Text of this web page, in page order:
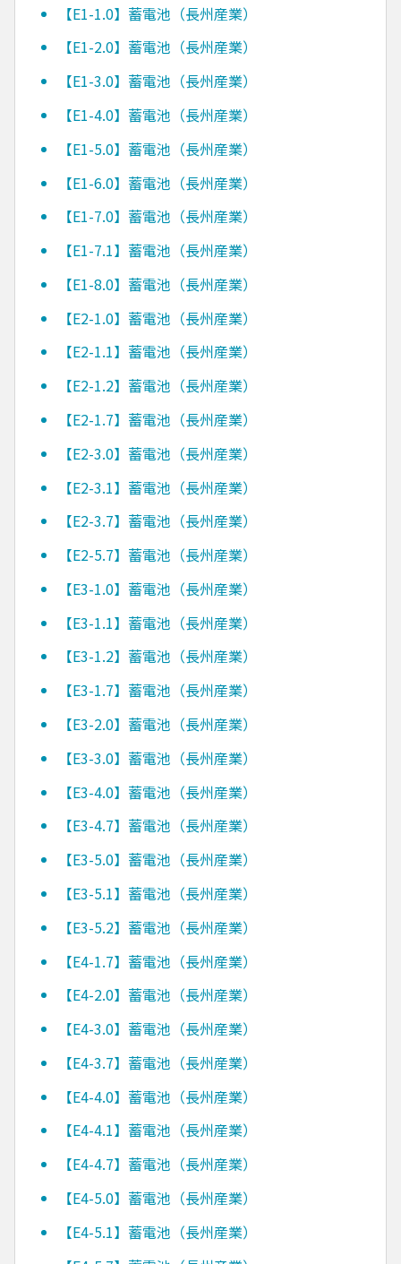
【E1-1.0】蓄電池（長州産業）
【E1-2.0】蓄電池（長州産業）
【E1-3.0】蓄電池（長州産業）
【E1-4.0】蓄電池（長州産業）
【E1-5.0】蓄電池（長州産業）
【E1-6.0】蓄電池（長州産業）
【E1-7.0】蓄電池（長州産業）
【E1-7.1】蓄電池（長州産業）
【E1-8.0】蓄電池（長州産業）
【E2-1.0】蓄電池（長州産業）
【E2-1.1】蓄電池（長州産業）
【E2-1.2】蓄電池（長州産業）
【E2-1.7】蓄電池（長州産業）
【E2-3.0】蓄電池（長州産業）
【E2-3.1】蓄電池（長州産業）
【E2-3.7】蓄電池（長州産業）
【E2-5.7】蓄電池（長州産業）
【E3-1.0】蓄電池（長州産業）
【E3-1.1】蓄電池（長州産業）
【E3-1.2】蓄電池（長州産業）
【E3-1.7】蓄電池（長州産業）
【E3-2.0】蓄電池（長州産業）
【E3-3.0】蓄電池（長州産業）
【E3-4.0】蓄電池（長州産業）
【E3-4.7】蓄電池（長州産業）
【E3-5.0】蓄電池（長州産業）
【E3-5.1】蓄電池（長州産業）
【E3-5.2】蓄電池（長州産業）
【E4-1.7】蓄電池（長州産業）
【E4-2.0】蓄電池（長州産業）
【E4-3.0】蓄電池（長州産業）
【E4-3.7】蓄電池（長州産業）
【E4-4.0】蓄電池（長州産業）
【E4-4.1】蓄電池（長州産業）
【E4-4.7】蓄電池（長州産業）
【E4-5.0】蓄電池（長州産業）
【E4-5.1】蓄電池（長州産業）